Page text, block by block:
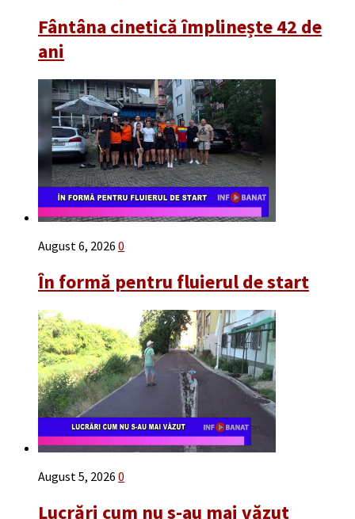
Fântâna cinetică împlinește 42 de
ani
August 6, 2026 0
În formă pentru fluierul de start
August 5, 2026 0
Lucrări cum nu s-au mai văzut